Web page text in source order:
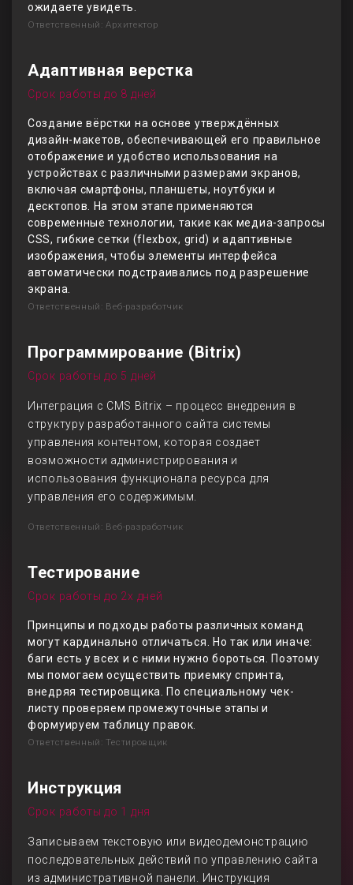
ожидаете увидеть.
Ответственный: Архитектор
Адаптивная верстка
Срок работы до 8 дней
Создание вёрстки на основе утверждённых
дизайн-макетов, обеспечивающей его правильное
отображение и удобство использования на
устройствах с различными размерами экранов,
включая смартфоны, планшеты, ноутбуки и
десктопов. На этом этапе применяются
современные технологии, такие как медиа-запросы
CSS, гибкие сетки (flexbox, grid) и адаптивные
изображения, чтобы элементы интерфейса
автоматически подстраивались под разрешение
экрана.
Ответственный: Веб-разработчик
Программирование (Bitrix)
Срок работы до 5 дней
Интеграция с CMS Bitrix – процесс внедрения в
структуру разработанного сайта системы
управления контентом, которая создает
возможности администрирования и
использования функционала ресурса для
управления его содержимым.
Ответственный: Веб-разработчик
Тестирование
Срок работы до 2х дней
Принципы и подходы работы различных команд
могут кардинально отличаться. Но так или иначе:
баги есть у всех и с ними нужно бороться. Поэтому
мы помогаем осуществить приемку спринта,
внедряя тестировщика. По специальному чек-
листу проверяем промежуточные этапы и
формуируем таблицу правок.
Ответственный: Тестировщик
Инструкция
Срок работы до 1 дня
Записываем текстовую или видеодемонстрацию
последовательных действий по управлению сайта
из административной панели. Инструкция